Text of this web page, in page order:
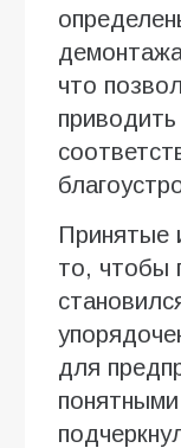
что
Принятые
то, чтобы
для